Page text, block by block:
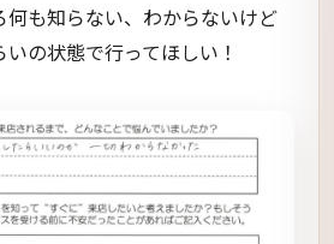
何も知らない、わからないけど
の状態で行ってほしい！